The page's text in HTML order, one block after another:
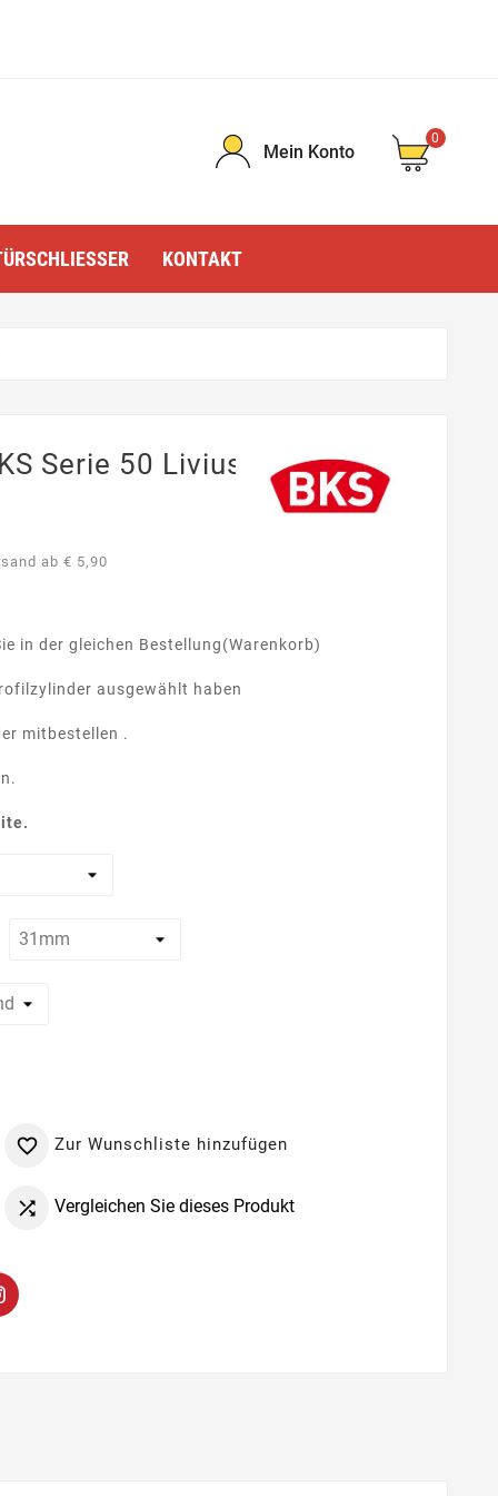
Mein Konto
0
KONTAKT
Serie 50 Livius
ab € 5,90
in der gleichen Bestellung(Warenkorb)
ausgewählt haben
mitbestellen .
 Zur Wunschliste hinzufügen
 Vergleichen Sie dieses Produkt